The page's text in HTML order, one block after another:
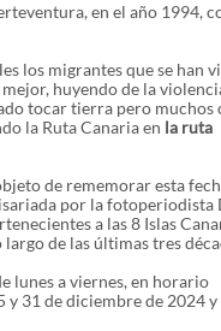
en el año 1994,
los migrantes que se han
huyendo de la
tocar tierra pero muchos
la Ruta Canaria en la ruta
de rememorar esta
por la fotoperiodista
a las 8 Islas
de las últimas tres
lunes a viernes, en horario
31 de diciembre de 2024 y